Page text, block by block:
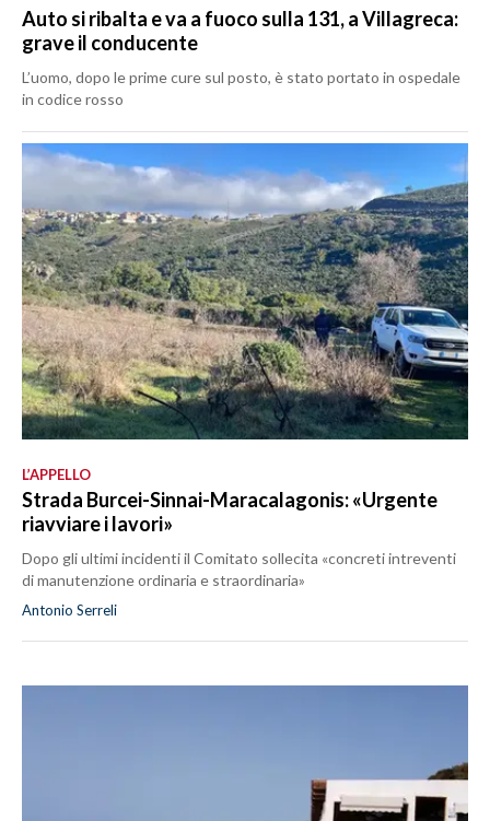
Auto si ribalta e va a fuoco sulla 131, a Villagreca:
grave il conducente
L’uomo, dopo le prime cure sul posto, è stato portato in ospedale
in codice rosso
L’APPELLO
Strada Burcei-Sinnai-Maracalagonis: «Urgente
riavviare i lavori»
Dopo gli ultimi incidenti il Comitato sollecita «concreti intreventi
di manutenzione ordinaria e straordinaria»
Antonio Serreli